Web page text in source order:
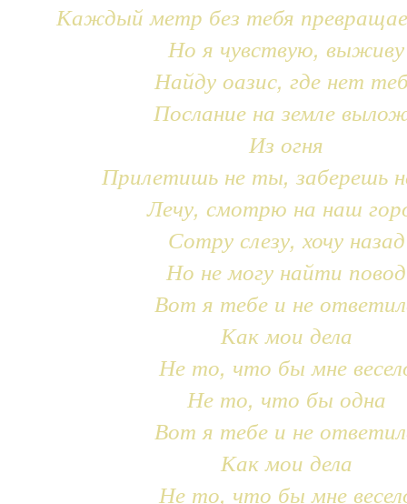
Каждый метр без тебя
Но я чувствую, выживу
Найду оазис, где нет
Послание на земле
Из огня
Прилетишь не ты, заберешь
Лечу, смотрю на наш
Сотру слезу, хочу назад
Но не могу найти повод
Вот я тебе и не
Как мои дела
Не то, что бы мне
Не то, что бы одна
Вот я тебе и не
Как мои дела
Не то, что бы мне